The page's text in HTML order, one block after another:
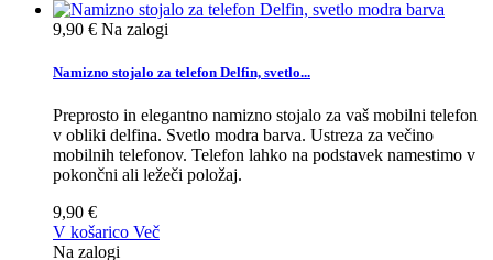
9,90 € Na zalogi
Namizno stojalo za telefon Delfin, svetlo...
Preprosto in elegantno namizno stojalo za vaš mobilni telefon
v obliki delfina. Svetlo modra barva. Ustreza za večino
mobilnih telefonov. Telefon lahko na podstavek namestimo v
pokončni ali ležeči položaj.
9,90 €
V košarico Več
Na zalogi